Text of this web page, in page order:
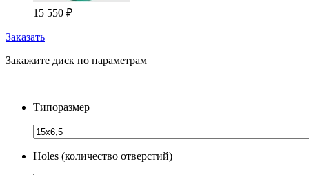
15 550 ₽
Заказать
Закажите диск по параметрам
Типоразмер
Holes (количество отверстий)